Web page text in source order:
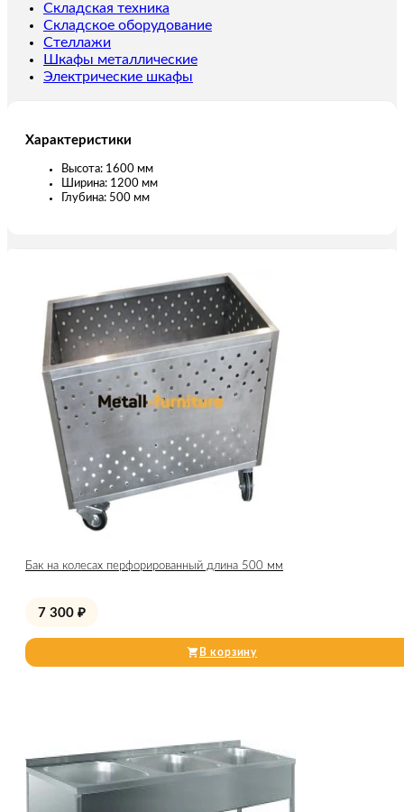
Складская техника
Складское оборудование
Стеллажи
Шкафы металлические
Электрические шкафы
Характеристики
Высота: 1600 мм
Ширина: 1200 мм
Глубина: 500 мм
Бак на колесах перфорированный длина 500 мм
7 300 ₽
В корзину